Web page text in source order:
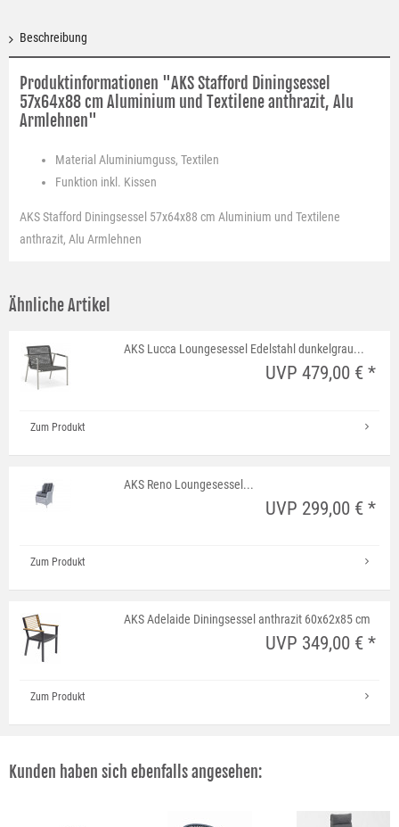
Beschreibung
Produktinformationen "AKS Stafford Diningsessel
57x64x88 cm Aluminium und Textilene anthrazit, Alu
Armlehnen"
Material Aluminiumguss, Textilen
Funktion inkl. Kissen
AKS Stafford Diningsessel 57x64x88 cm Aluminium und Textilene
anthrazit, Alu Armlehnen
Ähnliche Artikel
AKS Lucca Loungesessel Edelstahl dunkelgrau...
UVP 479,00 € *
Zum Produkt
AKS Reno Loungesessel...
UVP 299,00 € *
Zum Produkt
AKS Adelaide Diningsessel anthrazit 60x62x85 cm
UVP 349,00 € *
Zum Produkt
Kunden haben sich ebenfalls angesehen: